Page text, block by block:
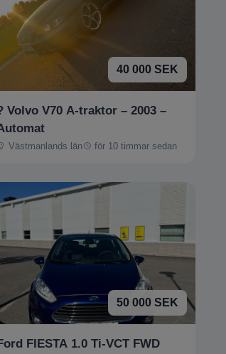
40 000 SEK
Volvo V70 A-traktor – 2003 –
Västmanlands län för 10 timmar sedan
50 000 SEK
FIESTA 1.0 Ti-VCT FWD